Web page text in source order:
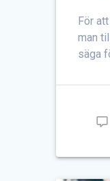
För
man
säga